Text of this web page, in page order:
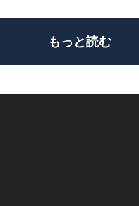
もっと読む